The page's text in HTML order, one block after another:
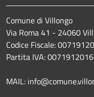
Comune di Villongo
Via Roma 41 - 24060
Codice Fiscale:
Partita IVA:
MAIL: